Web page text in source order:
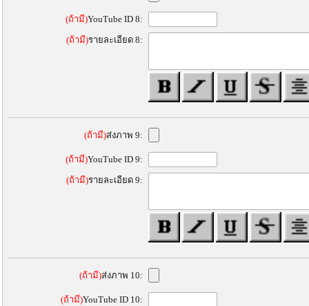
(ถ้ามี)YouTube ID 8:
(ถ้ามี)รายละเอียด 8:
(ถ้ามี)ส่งภาพ 9:
(ถ้ามี)YouTube ID 9:
(ถ้ามี)รายละเอียด 9:
(ถ้ามี)ส่งภาพ 10:
(ถ้ามี)YouTube ID 10: